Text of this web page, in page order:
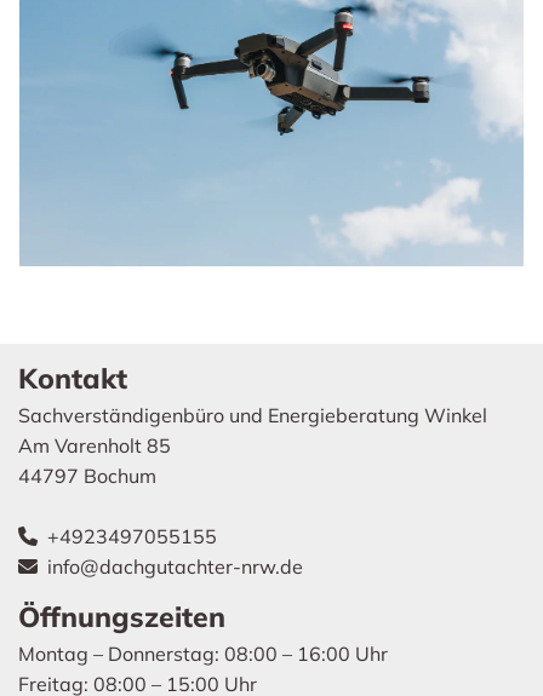
Kontakt
Sachverständigenbüro und Energieberatung Winkel
Am Varenholt 85
44797 Bochum
 +4923497055155
 info@dachgutachter-nrw.de
Öffnungszeiten
Montag – Donnerstag: 08:00 – 16:00 Uhr
Freitag: 08:00 – 15:00 Uhr